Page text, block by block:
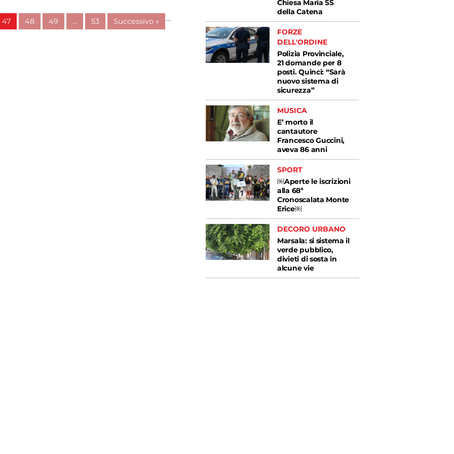
…
47 48 49 … 53 Successivo »
Chiesa Maria SS
della Catena
FORZE
DELL'ORDINE
Polizia Provinciale,
21 domande per 8
posti. Quinci: “Sarà
nuovo sistema di
sicurezza”
MUSICA
E’ morto il
cantautore
Francesco Guccini,
aveva 86 anni
SPORT
￼Aperte le iscrizioni
alla 68ª
Cronoscalata Monte
Erice￼
DECORO URBANO
Marsala: si sistema il
verde pubblico,
divieti di sosta in
alcune vie